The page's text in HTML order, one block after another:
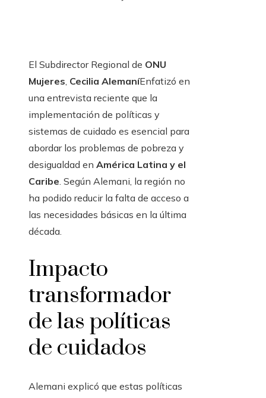
El Subdirector Regional de ONU
Mujeres, Cecilia AlemaníEnfatizó en
una entrevista reciente que la
implementación de políticas y
sistemas de cuidado es esencial para
abordar los problemas de pobreza y
desigualdad en América Latina y el
Caribe. Según Alemani, la región no
ha podido reducir la falta de acceso a
las necesidades básicas en la última
década.
Impacto
transformador
de las políticas
de cuidados
Alemani explicó que estas políticas